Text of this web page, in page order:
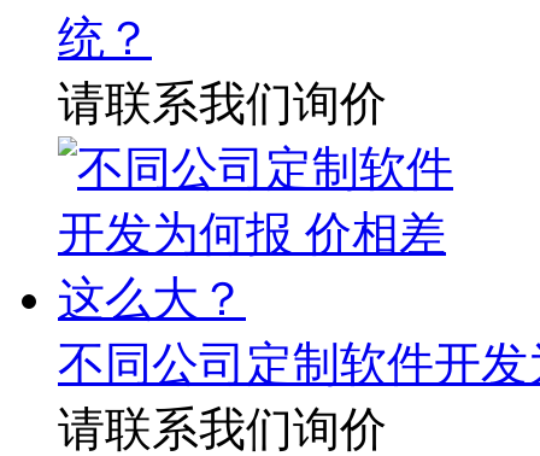
统？
请联系我们询价
不同公司定制软件开
请联系我们询价